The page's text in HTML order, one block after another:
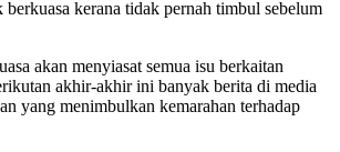
kerana tidak pernah timbul sebelum
akan menyiasat semua isu berkaitan
akhir-akhir ini banyak berita di media
yang menimbulkan kemarahan terhadap